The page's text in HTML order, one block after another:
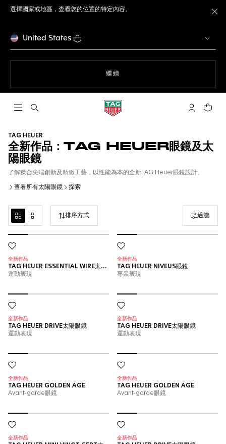
選擇國家或地區，查看您的位置的特定內容。
United States
繼續
開啟搜尋 「我的TAG
您的